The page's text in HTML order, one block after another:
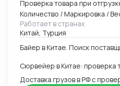
Проверка товара при отгрузке в Китае (Качество /
Количество / Маркировка /
оптимального способа
Перевозчики / Таможня
Белый импорт / Документы /
Работает в странах
Китай, Турция
Доставка грузов в РФ с